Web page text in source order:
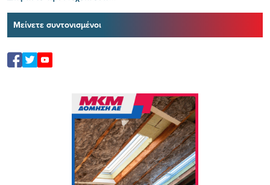
Μείνετε συντονισμένοι